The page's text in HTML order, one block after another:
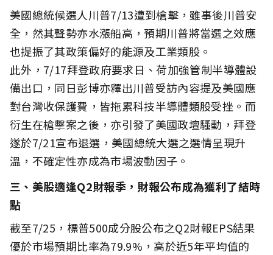
美國總統候選人川普7/13遭到槍擊，雖事後川普安
全，然其聲勢亦水漲船高，預期川普將當選之效應
也提振了其政策偏好的能源及工業類股。
此外，7/17拜登政府要求日、荷加強管制半導體設
備出口，同日彭博亦釋出川普受訪內容提及美國應
對台灣收保護費，皆拖累科技半導體類股受挫。而
衍生在槍擊案之後，亦引發了美國政壇騷動，拜登
遂於7/21宣布退選，美國總統大選之選情呈現升
溫，不確定性亦成為市場波動因子。
三、美股適逢Q2財報季，財報公布成為獲利了結時
點
截至7/25，標普500成分股公布之Q2財報EPS結果
優於市場預期比率為79.9%，高於近5年平均值的